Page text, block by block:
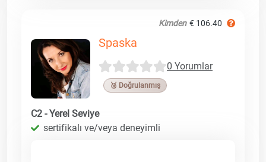
Kimden € 106.40
Spaska
0 Yorumlar
🥉 Doğrulanmış
C2 - Yerel Seviye
sertifikalı ve/veya deneyimli